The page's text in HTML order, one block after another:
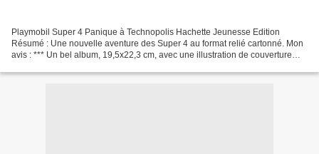
Playmobil Super 4 Panique à Technopolis Hachette Jeunesse Edition
Résumé : Une nouvelle aventure des Super 4 au format relié cartonné. Mon
avis : *** Un bel album, 19,5x22,3 cm, avec une illustration de couverture